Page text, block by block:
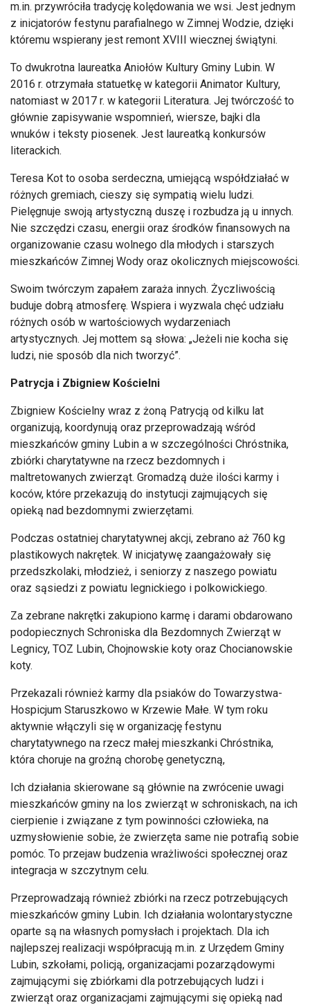
m.in. przywróciła tradycję kolędowania we wsi. Jest jednym
z inicjatorów festynu parafialnego w Zimnej Wodzie, dzięki
któremu wspierany jest remont XVIII wiecznej świątyni.
To dwukrotna laureatka Aniołów Kultury Gminy Lubin. W
2016 r. otrzymała statuetkę w kategorii Animator Kultury,
natomiast w 2017 r. w kategorii Literatura. Jej twórczość to
głównie zapisywanie wspomnień, wiersze, bajki dla
wnuków i teksty piosenek. Jest laureatką konkursów
literackich.
Teresa Kot to osoba serdeczna, umiejącą współdziałać w
różnych gremiach, cieszy się sympatią wielu ludzi.
Pielęgnuje swoją artystyczną duszę i rozbudza ją u innych.
Nie szczędzi czasu, energii oraz środków finansowych na
organizowanie czasu wolnego dla młodych i starszych
mieszkańców Zimnej Wody oraz okolicznych miejscowości.
Swoim twórczym zapałem zaraża innych. Życzliwością
buduje dobrą atmosferę. Wspiera i wyzwala chęć udziału
różnych osób w wartościowych wydarzeniach
artystycznych. Jej mottem są słowa: „Jeżeli nie kocha się
ludzi, nie sposób dla nich tworzyć”.
Patrycja i Zbigniew Kościelni
Zbigniew Kościelny wraz z żoną Patrycją od kilku lat
organizują, koordynują oraz przeprowadzają wśród
mieszkańców gminy Lubin a w szczególności Chróstnika,
zbiórki charytatywne na rzecz bezdomnych i
maltretowanych zwierząt. Gromadzą duże ilości karmy i
koców, które przekazują do instytucji zajmujących się
opieką nad bezdomnymi zwierzętami.
Podczas ostatniej charytatywnej akcji, zebrano aż 760 kg
plastikowych nakrętek. W inicjatywę zaangażowały się
przedszkolaki, młodzież, i seniorzy z naszego powiatu
oraz sąsiedzi z powiatu legnickiego i polkowickiego.
Za zebrane nakrętki zakupiono karmę i darami obdarowano
podopiecznych Schroniska dla Bezdomnych Zwierząt w
Legnicy, TOZ Lubin, Chojnowskie koty oraz Chocianowskie
koty.
Przekazali również karmy dla psiaków do Towarzystwa-
Hospicjum Staruszkowo w Krzewie Małe. W tym roku
aktywnie włączyli się w organizację festynu
charytatywnego na rzecz małej mieszkanki Chróstnika,
która choruje na groźną chorobę genetyczną,
Ich działania skierowane są głównie na zwrócenie uwagi
mieszkańców gminy na los zwierząt w schroniskach, na ich
cierpienie i związane z tym powinności człowieka, na
uzmysłowienie sobie, że zwierzęta same nie potrafią sobie
pomóc. To przejaw budzenia wrażliwości społecznej oraz
integracja w szczytnym celu.
Przeprowadzają również zbiórki na rzecz potrzebujących
mieszkańców gminy Lubin. Ich działania wolontarystyczne
oparte są na własnych pomysłach i projektach. Dla ich
najlepszej realizacji współpracują m.in. z Urzędem Gminy
Lubin, szkołami, policją, organizacjami pozarządowymi
zajmującymi się zbiórkami dla potrzebujących ludzi i
zwierząt oraz organizacjami zajmującymi się opieką nad